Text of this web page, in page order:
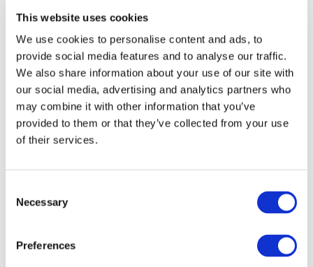
This website uses cookies
We use cookies to personalise content and ads, to
provide social media features and to analyse our traffic.
We also share information about your use of our site with
our social media, advertising and analytics partners who
may combine it with other information that you’ve
provided to them or that they’ve collected from your use
of their services.
Selection
Necessary
Preferences